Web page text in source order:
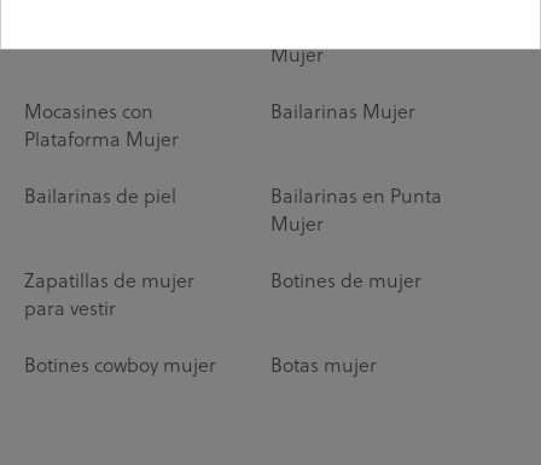
Mujer
Mocasines con
Plataforma Mujer
Bailarinas Mujer
Bailarinas de piel
Bailarinas en Punta
Mujer
Zapatillas de mujer
para vestir
Botines de mujer
Botines cowboy mujer Botas mujer